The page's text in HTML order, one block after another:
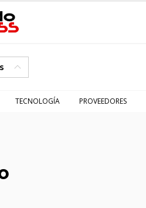
TECNOLOGÍA PROVEEDORES